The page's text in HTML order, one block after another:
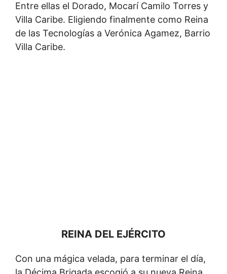
Entre ellas el Dorado, Mocarí Camilo Torres y
Villa Caribe. Eligiendo finalmente como Reina
de las Tecnologías a Verónica Agamez, Barrio
Villa Caribe.
REINA DEL EJÉRCITO
Con una mágica velada, para terminar el día,